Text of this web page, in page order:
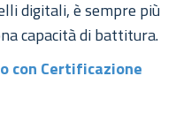
digitali, è sempre più
capacità di battitura.
con Certificazione